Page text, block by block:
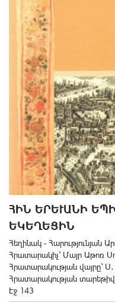
ՀԻՆ ԵՐԵՒԱՆԻ
ԿԵՂԵՑԻՆ
Հեղինակ - Հարությունյան
Հրատարակիչ` Մայր Աթոռ
Հրատարակության վայրը`
Հրատարակության
Էջ 143